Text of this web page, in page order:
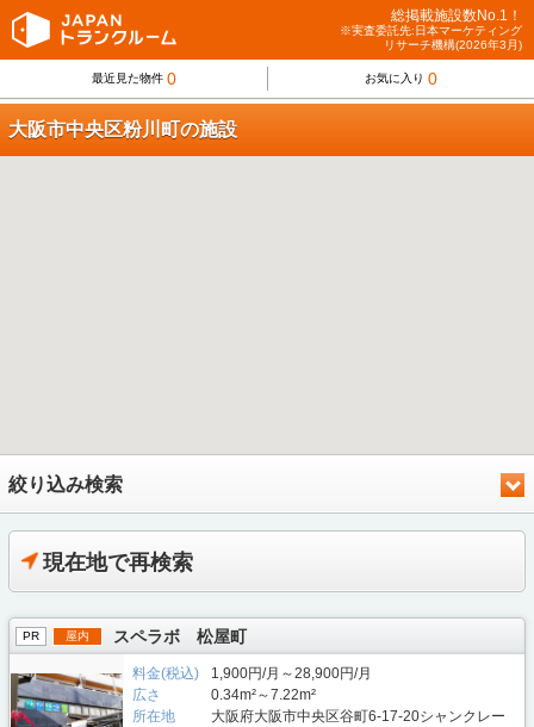
総掲載施設数No.1！
※実査委託先:日本マーケティング
リサーチ機構(2026年3月)
最近見た物件 0 お気に入り 0
大阪市中央区粉川町の施設
絞り込み検索
現在地で再検索
PR 屋内 スペラボ 松屋町
料金(税込)
1,900円/月～28,900円/月
広さ
0.34m²～7.22m²
所在地
大阪府大阪市中央区谷町6-17-20シャンクレー